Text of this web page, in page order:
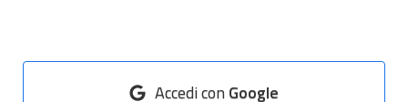
Accedi con Google